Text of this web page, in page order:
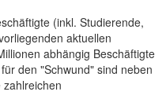
(inkl. Studierende,
aktuellen
abhängig Beschäftigte
den "Schwund" sind neben